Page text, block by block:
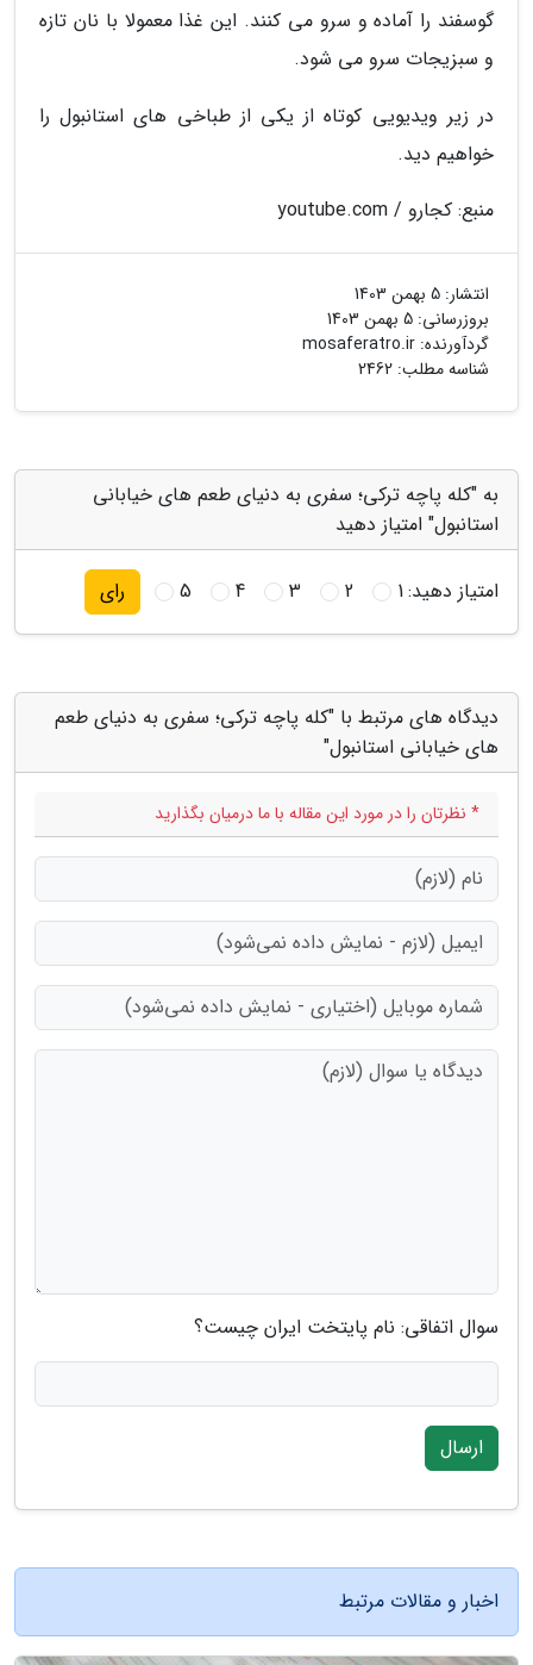
گوسفند را آماده و سرو می کنند. این غذا معمولا با نان تازه
و سبزیجات سرو می شود.
در زیر ویدیویی کوتاه از یکی از طباخی های استانبول را
خواهیم دید.
منبع: کجارو / youtube.com
انتشار: 5 بهمن 1403
بروزرسانی: 5 بهمن 1403
گردآورنده: mosaferatro.ir
شناسه مطلب: 2462
به "کله پاچه ترکی؛ سفری به دنیای طعم های خیابانی
استانبول" امتیاز دهید
امتیاز دهید:1
2
3
4
5 رای
دیدگاه های مرتبط با "کله پاچه ترکی؛ سفری به دنیای طعم
های خیابانی استانبول"
* نظرتان را در مورد این مقاله با ما درمیان بگذارید
سوال اتفاقی: نام پایتخت ایران چیست؟
ارسال
اخبار و مقالات مرتبط